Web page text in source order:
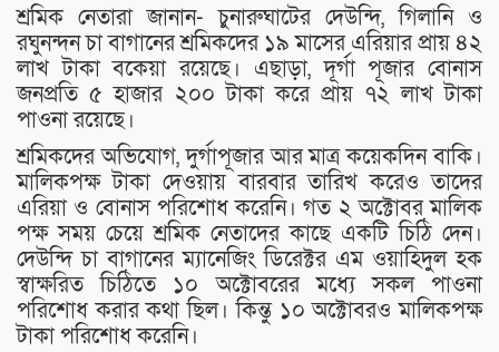
শ্রমিক নেতারা জানান- চুনারুঘাটের দেউন্দি, গিলানি ও
রঘুনন্দন চা বাগানের শ্রমিকদের ১৯ মাসের এরিয়ার প্রায় ৪২
লাখ টাকা বকেয়া রয়েছে। এছাড়া, দূর্গা পূজার বোনাস
জনপ্রতি ৫ হাজার ২০০ টাকা করে প্রায় ৭২ লাখ টাকা
পাওনা রয়েছে।
শ্রমিকদের অভিযোগ, দুর্গাপূজার আর মাত্র কয়েকদিন বাকি।
মালিকপক্ষ টাকা দেওয়ায় বারবার তারিখ করেও তাদের
এরিয়া ও বোনাস পরিশোধ করেনি। গত ২ অক্টোবর মালিক
পক্ষ সময় চেয়ে শ্রমিক নেতাদের কাছে একটি চিঠি দেন।
দেউন্দি চা বাগানের ম্যানেজিং ডিরেক্টর এম ওয়াহিদুল হক
স্বাক্ষরিত চিঠিতে ১০ অক্টোবরের মধ্যে সকল পাওনা
পরিশোধ করার কথা ছিল। কিন্তু ১০ অক্টোবরও মালিকপক্ষ
টাকা পরিশোধ করেনি।